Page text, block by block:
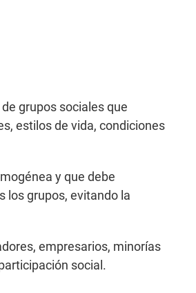
grupos sociales que
estilos de vida, condiciones
y que debe
los grupos, evitando la
empresarios, minorías
social.